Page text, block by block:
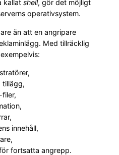
kallat shell, gör det möjligt
operativsystem.
än att en angripare
Med tillräcklig
tillägg,
filer,
innehåll,
fortsatta angrepp.